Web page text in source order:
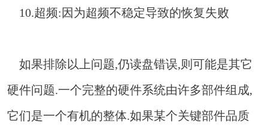
10.超频:因为超频不稳定导致的恢复失败
如果排除以上问题,仍读盘错误,则可能是其它
硬件问题.一个完整的硬件系统由许多部件组成,
它们是一个有机的整体.如果某个关键部件品质